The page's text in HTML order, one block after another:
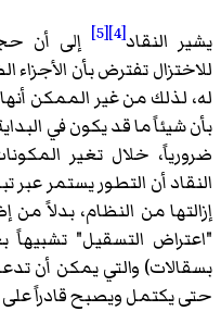
يشير النقاد[4]
[5]
إلى أن
للاختزال تفترض بأن الأجزاء
له، لذلك من غير الممكن
بأن شيئاً ما قد يكون في
ضرورياً، خلال تغير
النقاد أن التطور يستمر عبر
إزالتها من النظام، بدلاً من
"اعتراض التسقيل" تشبيهاً
بسقالات) والتي يمكن أن
حتى يكتمل ويصبح قادراً على